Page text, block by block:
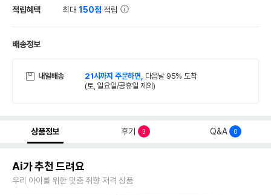
적립혜택 최대150점 적립
배송정보
내일배송 21시까지 주문하면, 다음날 95% 도착
(토, 일요일/공휴일 제외)
상품정보 후기 3 Q&A 0
Ai가 추천 드려요
우리 아이를 위한 맞춤 취향 저격 상품